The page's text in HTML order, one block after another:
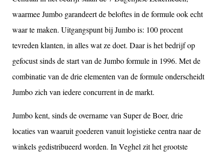
waarmee Jumbo garandeert de beloftes in de formule ook echt
waar te maken. Uitgangspunt bij Jumbo is: 100 procent
tevreden klanten, in alles wat ze doet. Daar is het bedrijf op
gefocust sinds de start van de Jumbo formule in 1996. Met de
combinatie van de drie elementen van de formule onderscheidt
Jumbo zich van iedere concurrent in de markt.
Jumbo kent, sinds de overname van Super de Boer, drie
locaties van waaruit goederen vanuit logistieke centra naar de
winkels gedistribueerd worden. In Veghel zit het grootste